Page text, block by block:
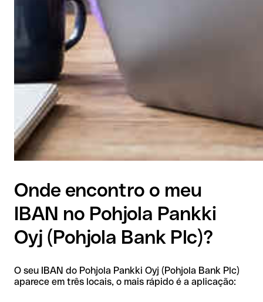
Onde encontro o meu
IBAN no Pohjola Pankki
Oyj (Pohjola Bank Plc)?
O seu IBAN do Pohjola Pankki Oyj (Pohjola Bank Plc)
aparece em três locais, o mais rápido é a aplicação: